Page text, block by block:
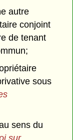
autre
conjoint
de tenant
sous
sens du
sur